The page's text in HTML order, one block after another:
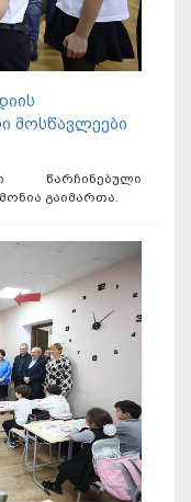
მოსწავლეები
წარჩინებული
გაიმართა.